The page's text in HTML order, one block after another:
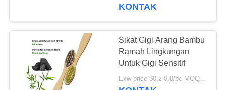
KONTROL
KUALITAS
HUBUNGI
KAMIPasta gigi rasa buah
18
KONTAK
Sikat Gigi Arang Bambu
Ramah Lingkungan
Untuk Gigi Sensitif
Exw price $0.2-0.8/pc MOQ:100 PCS